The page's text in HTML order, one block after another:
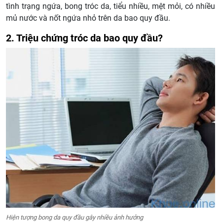
tình trạng ngứa, bong tróc da, tiểu nhiều, mệt mỏi, có nhiều
mủ nước và nốt ngứa nhỏ trên da bao quy đầu.
2. Triệu chứng tróc da bao quy đầu?
Hiện tượng bong da quy đầu gây nhiều ảnh hưởng